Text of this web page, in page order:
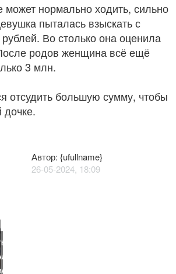
нормально ходить, сильно
пыталась взыскать с
Во столько она оценила
родов женщина всё ещё
3 млн.
отсудить большую сумму, чтобы
дочке.
Автор: {ufullname}
26-05-2024, 18:09